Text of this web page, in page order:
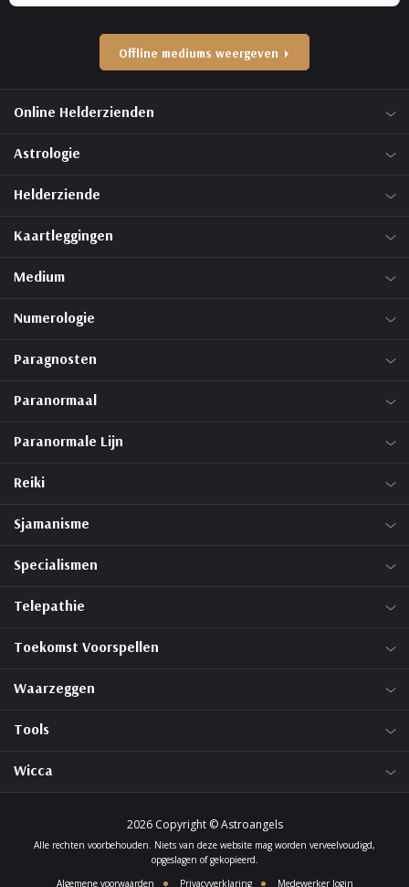
Offline mediums weergeven
Online Helderzienden
Astrologie
Helderziende
Kaartleggingen
Medium
Numerologie
Paragnosten
Paranormaal
Paranormale Lijn
Reiki
Sjamanisme
Specialismen
Telepathie
Toekomst Voorspellen
Waarzeggen
Tools
Wicca
2026 Copyright © Astroangels
Alle rechten voorbehouden. Niets van deze website mag worden verveelvoudigd,
opgeslagen of gekopieerd.
Algemene voorwaarden
Privacyverklaring Medewerker login